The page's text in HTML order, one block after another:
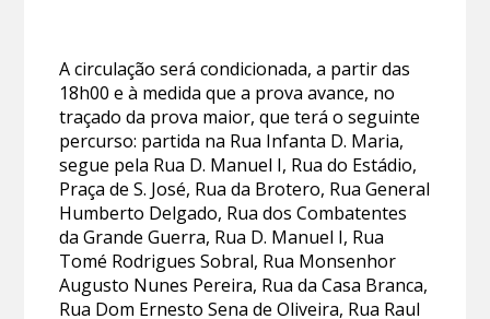
A circulação será condicionada, a partir das
18h00 e à medida que a prova avance, no
traçado da prova maior, que terá o seguinte
percurso: partida na Rua Infanta D. Maria,
segue pela Rua D. Manuel I, Rua do Estádio,
Praça de S. José, Rua da Brotero, Rua General
Humberto Delgado, Rua dos Combatentes
da Grande Guerra, Rua D. Manuel I, Rua
Tomé Rodrigues Sobral, Rua Monsenhor
Augusto Nunes Pereira, Rua da Casa Branca,
Rua Dom Ernesto Sena de Oliveira, Rua Raul